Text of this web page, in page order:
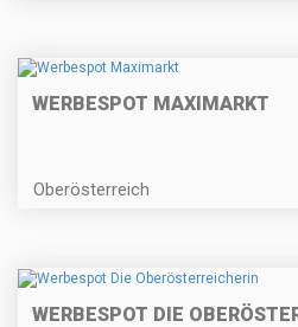
WERBESPOT MAXIMARKT
Oberösterreich
WERBESPOT DIE